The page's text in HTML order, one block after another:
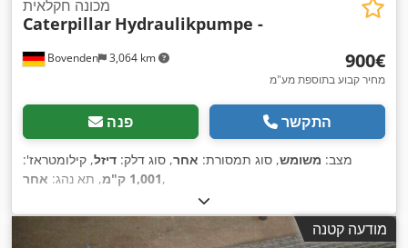
Bovenden 3,064 km
מכונה חקלאית
Caterpillar Hydraulikpumpe -
‏900 ‏€
מחיר קבוע בתוספת מע"מ
פנה התקשר
מצב: משומש, סוג תמסורת: אחר, סוג דלק: דיזל, קילומטראז':
1,001 ק"מ
, תא נהג: אחר ,
מודעה קטנה